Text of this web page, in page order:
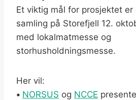
Et viktig mål for prosjektet er
samling på Storefjell 12.
med lokalmatmesse og
storhusholdningsmesse.
Her vil:
• NORSUS og NCCE